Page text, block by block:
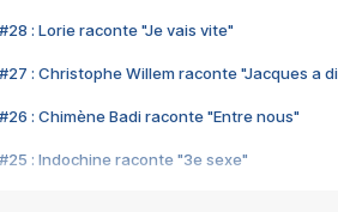
#28 : Lorie raconte "Je vais vite"
#27 : Christophe Willem raconte "Jacques a
#26 : Chimène Badi raconte "Entre nous"
#25 : Indochine raconte "3e sexe"